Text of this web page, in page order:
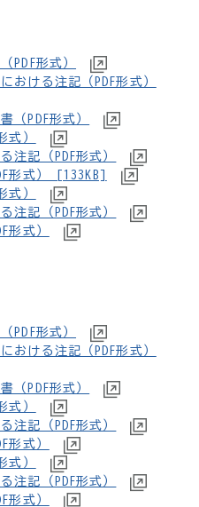
PDF形式）
おける注記（PDF形式）
（PDF形式）
式）
注記（PDF形式）
形式） [133KB]
式）
注記（PDF形式）
形式）
PDF形式）
おける注記（PDF形式）
（PDF形式）
式）
注記（PDF形式）
形式）
式）
注記（PDF形式）
形式）